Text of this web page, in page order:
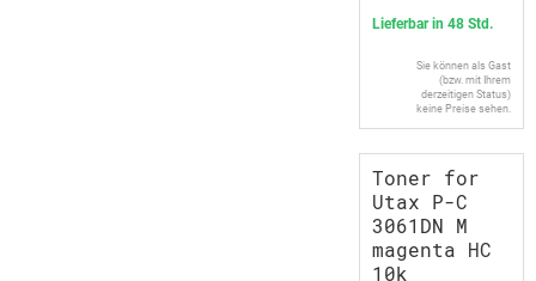
Lieferbar in 48 Std.
Sie können als Gast
(bzw. mit Ihrem
derzeitigen Status)
keine Preise sehen.
Toner for
Utax P-C
3061DN M
magenta HC
10k